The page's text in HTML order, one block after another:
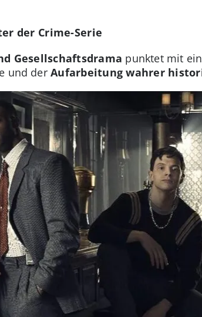
der Crime-Serie
Gesellschaftsdrama punktet mit
und der Aufarbeitung wahrer